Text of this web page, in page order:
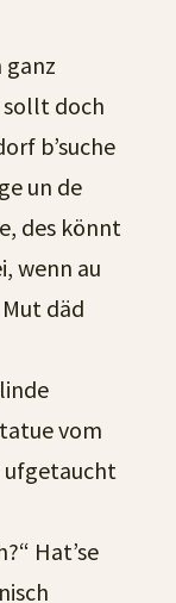
ganz
sollt doch
b’suche
un de
des könnt
wenn au
däd
vom
ufgetaucht
Hat’se